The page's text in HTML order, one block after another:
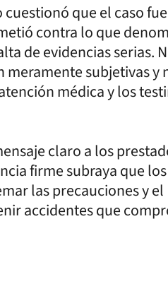
que el caso
contra lo que
de evidencias serias.
subjetivas y
médica y los
claro a los
firme subraya que
las precauciones y el
accidentes que